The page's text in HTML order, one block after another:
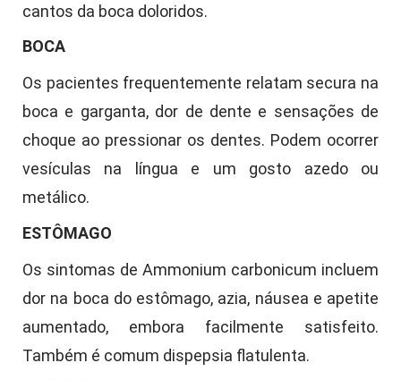
cantos da boca doloridos.
BOCA
Os pacientes frequentemente relatam secura na
boca e garganta, dor de dente e sensações de
choque ao pressionar os dentes. Podem ocorrer
vesículas na língua e um gosto azedo ou
metálico.
ESTÔMAGO
Os sintomas de Ammonium carbonicum incluem
dor na boca do estômago, azia, náusea e apetite
aumentado, embora facilmente satisfeito.
Também é comum dispepsia flatulenta.